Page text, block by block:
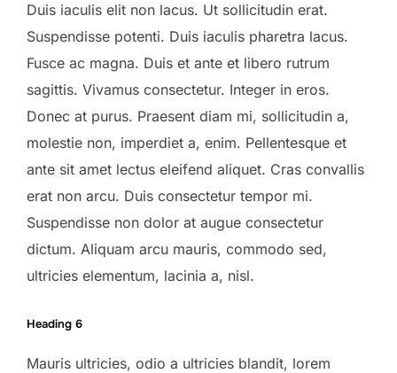
Duis iaculis elit non lacus. Ut sollicitudin erat.
Suspendisse potenti. Duis iaculis pharetra lacus.
Fusce ac magna. Duis et ante et libero rutrum
sagittis. Vivamus consectetur. Integer in eros.
Donec at purus. Praesent diam mi, sollicitudin a,
molestie non, imperdiet a, enim. Pellentesque et
ante sit amet lectus eleifend aliquet. Cras convallis
erat non arcu. Duis consectetur tempor mi.
Suspendisse non dolor at augue consectetur
dictum. Aliquam arcu mauris, commodo sed,
ultricies elementum, lacinia a, nisl.
Heading 6
Mauris ultricies, odio a ultricies blandit, lorem